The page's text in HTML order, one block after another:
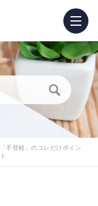
「不登校」のコレだけポイン
ト